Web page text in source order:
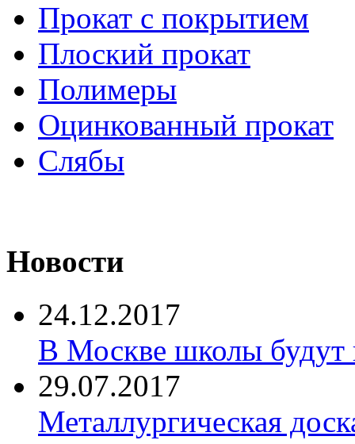
Прокат с покрытием
Плоский прокат
Полимеры
Оцинкованный прокат
Слябы
Новости
24.12.2017
В Москве школы будут
29.07.2017
Металлургическая